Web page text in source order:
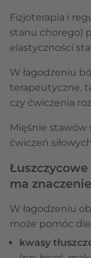
Fizjoterapia i
stanu chorego)
elastyczności
W łagodzeniu
terapeutyczne,
czy ćwiczenia
Mięśnie
ćwiczeń
ma znaczenie
W łagodzeniu
może pomóc
kwasy